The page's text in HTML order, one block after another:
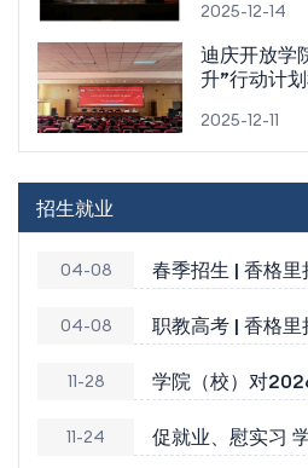
2025-12-14
迪庆开放学
升”行动计
2025-12-11
招生就业
04-08 春季招生 | 香格
04-08 职教高考 | 香格
11-28 学院（校）对
11-24 促就业、慰实习